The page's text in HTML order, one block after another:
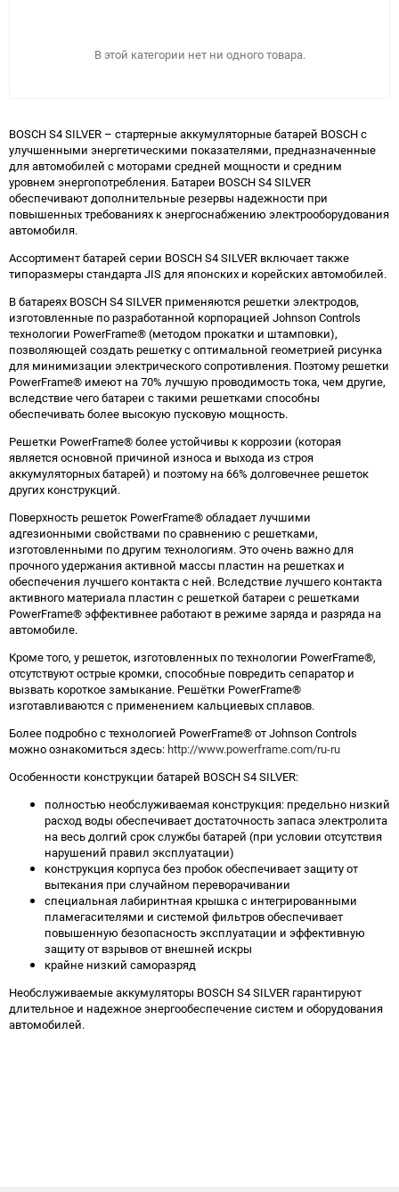
ПОДОБРАТЬ
Как определить полярность?
0 - обратная 1 - прямая 3 - обратная 4 - прямая
В этой категории нет ни одного товара.
BOSCH S4 SILVER – стартерные аккумуляторные батарей BOSCH с
улучшенными энергетическими показателями, предназначенные
для автомобилей с моторами средней мощности и средним
уровнем энергопотребления. Батареи BOSCH S4 SILVER
обеспечивают дополнительные резервы надежности при
повышенных требованиях к энергоснабжению электрооборудования
автомобиля.
Ассортимент батарей серии BOSCH S4 SILVER включает также
типоразмеры стандарта JIS для японских и корейских автомобилей.
В батареях BOSCH S4 SILVER применяются решетки электродов,
изготовленные по разработанной корпорацией Johnson Controls
технологии PowerFrame® (методом прокатки и штамповки),
позволяющей создать решетку с оптимальной геометрией рисунка
для минимизации электрического сопротивления. Поэтому решетки
PowerFrame® имеют на 70% лучшую проводимость тока, чем другие,
вследствие чего батареи с такими решетками способны
обеспечивать более высокую пусковую мощность.
Решетки PowerFrame® более устойчивы к коррозии (которая
является основной причиной износа и выхода из строя
аккумуляторных батарей) и поэтому на 66% долговечнее решеток
других конструкций.
Поверхность решеток PowerFrame® обладает лучшими
адгезионными свойствами по сравнению с решетками,
изготовленными по другим технологиям. Это очень важно для
прочного удержания активной массы пластин на решетках и
обеспечения лучшего контакта с ней. Вследствие лучшего контакта
активного материала пластин с решеткой батареи с решетками
PowerFrame® эффективнее работают в режиме заряда и разряда на
автомобиле.
Кроме того, у решеток, изготовленных по технологии PowerFrame®,
отсутствуют острые кромки, способные повредить сепаратор и
вызвать короткое замыкание. Решётки PowerFrame®
изготавливаются с применением кальциевых сплавов.
Более подробно с технологией PowerFrame® от Johnson Controls
можно ознакомиться здесь: http://www.powerframe.com/ru-ru
Особенности конструкции батарей BOSCH S4 SILVER:
полностью необслуживаемая конструкция: предельно низкий
расход воды обеспечивает достаточность запаса электролита
на весь долгий срок службы батарей (при условии отсутствия
нарушений правил эксплуатации)
конструкция корпуса без пробок обеспечивает защиту от
вытекания при случайном переворачивании
специальная лабиринтная крышка с интегрированными
пламегасителями и системой фильтров обеспечивает
повышенную безопасность эксплуатации и эффективную
защиту от взрывов от внешней искры
крайне низкий саморазряд
Необслуживаемые аккумуляторы BOSCH S4 SILVER гарантируют
длительное и надежное энергообеспечение систем и оборудования
автомобилей.